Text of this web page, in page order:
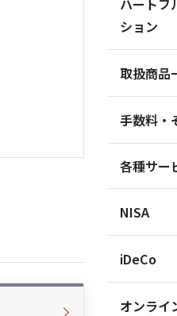
ハートフ
ション
取扱商品
手数料・
各種サー
NISA
iDeCo
オンライ